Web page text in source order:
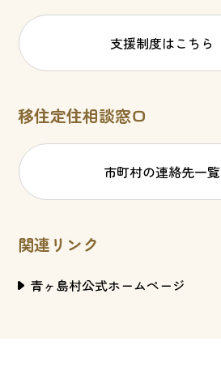
支援制度はこちら
移住定住相談窓口
市町村の連絡先一覧
関連リンク
青ヶ島村公式ホームページ